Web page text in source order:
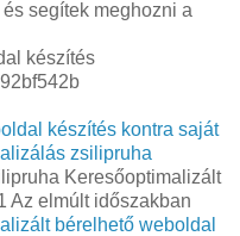
segítek meghozni a
készítés
készítés kontra saját
zsilipruha
Keresőoptimalizált
Az elmúlt időszakban
bérelhető weboldal